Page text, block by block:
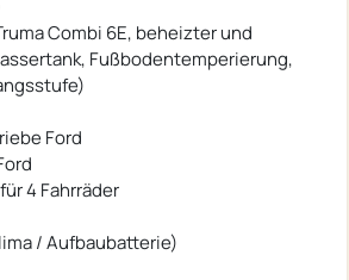
Combi 6E, beheizter und
Fußbodentemperierung,
Ford
4 Fahrräder
/ Aufbaubatterie)